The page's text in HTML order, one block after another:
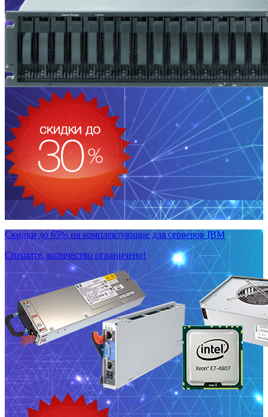
Скидки до 65% на комплектующие для серверов IBM
Спешите, количество ограничено!